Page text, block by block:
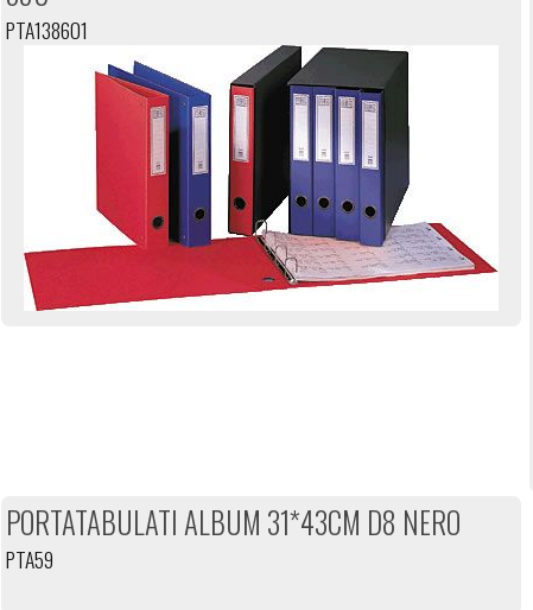
PTA138601
PORTATABULATI ALBUM 31*43CM D8 NERO
PTA59